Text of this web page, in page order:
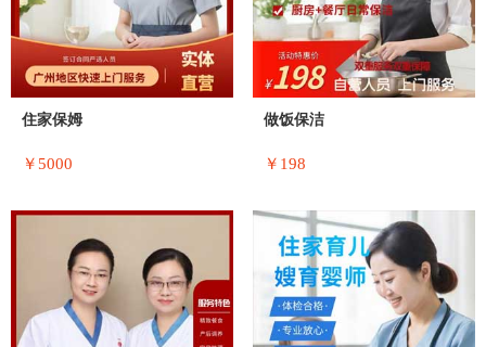
住家保姆
￥5000
做饭保洁
￥198